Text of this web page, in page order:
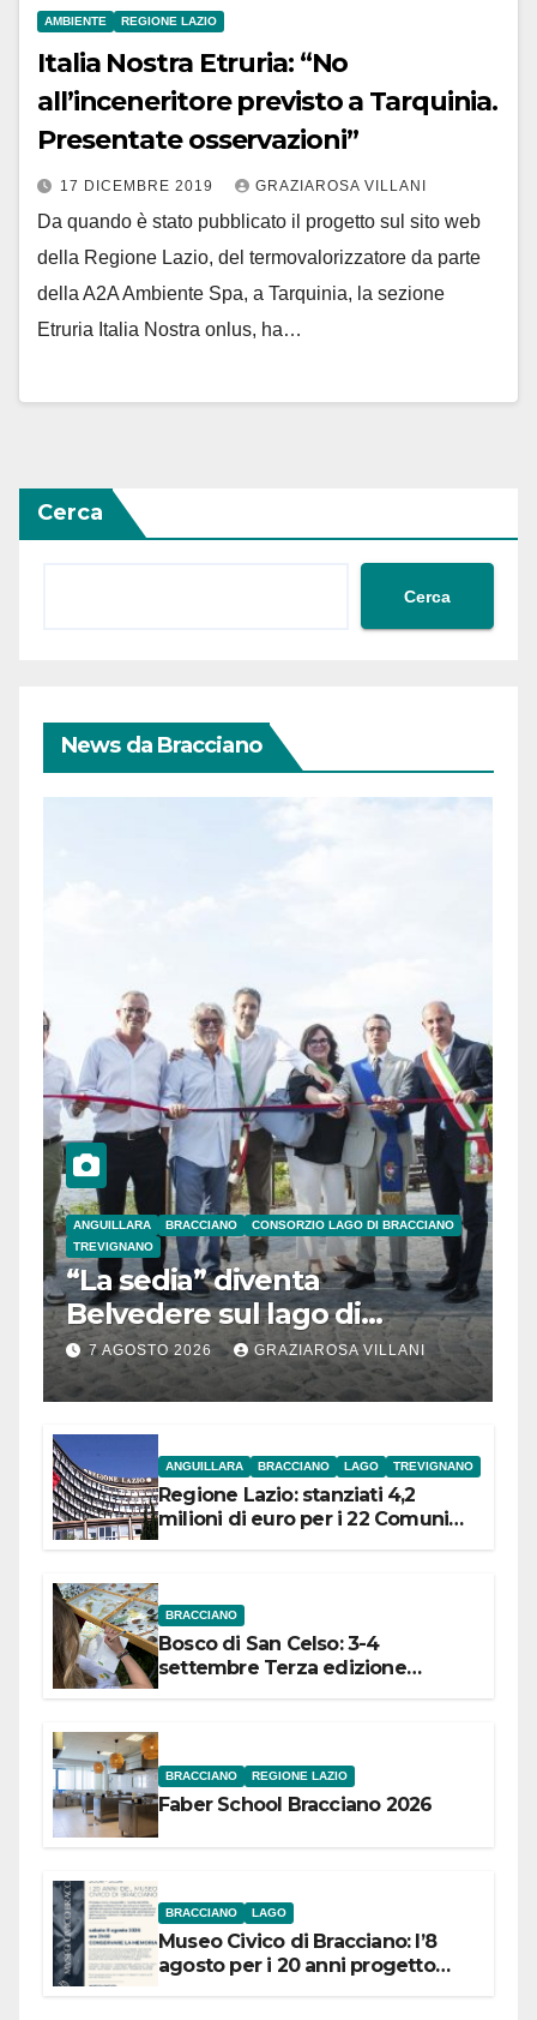
AMBIENTE REGIONE LAZIO
Italia Nostra Etruria: “No
all’inceneritore previsto a Tarquinia.
Presentate osservazioni”
17 DICEMBRE 2019 GRAZIAROSA VILLANI
Da quando è stato pubblicato il progetto sul sito web
della Regione Lazio, del termovalorizzatore da parte
della A2A Ambiente Spa, a Tarquinia, la sezione
Etruria Italia Nostra onlus, ha…
Cerca
Cerca
News da Bracciano
ANGUILLARA BRACCIANO
CONSORZIO LAGO DI BRACCIANO
TREVIGNANO
“La sedia” diventa
Belvedere sul lago di
Bracciano: ieri
l’inaugurazione
7 AGOSTO 2026 GRAZIAROSA VILLANI
ANGUILLARA BRACCIANO LAGO TREVIGNANO
Regione Lazio: stanziati 4,2
milioni di euro per i 22 Comuni
BRACCIANO
Bosco di San Celso: 3-4
settembre Terza edizione
BRACCIANO REGIONE LAZIO
Faber School Bracciano 2026
BRACCIANO LAGO
Museo Civico di Bracciano: l’8
agosto per i 20 anni progetto